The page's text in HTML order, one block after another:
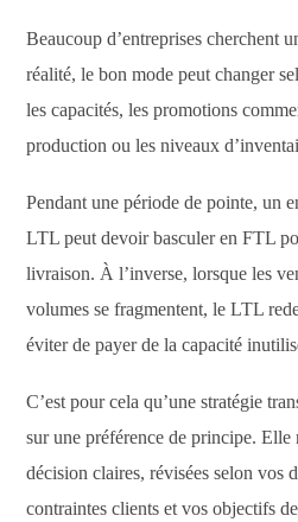
Beaucoup d’entreprises cherchent
réalité, le bon mode peut changer
les capacités, les promotions
production ou les niveaux
Pendant une période de pointe, un
LTL peut devoir basculer en FTL
livraison. À l’inverse, lorsque les
volumes se fragmentent, le LTL
éviter de payer de la capacité
C’est pour cela qu’une stratégie
sur une préférence de principe. Elle
décision claires, révisées selon vos
contraintes clients et vos objectifs